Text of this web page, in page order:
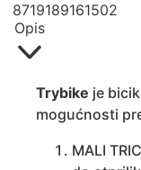
8719189161502
Opis
Trybike je
mogućnosti
MALI